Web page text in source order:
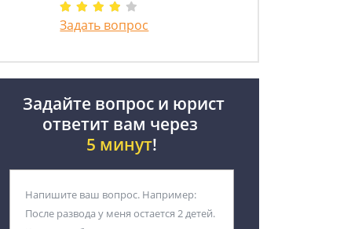
Задать вопрос
Задайте вопрос и юрист
ответит вам через
5 минут!